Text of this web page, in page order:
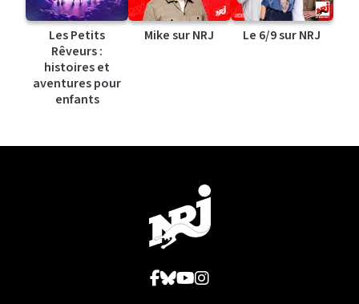
Les Petits
Rêveurs :
histoires et
aventures pour
enfants
Mike sur NRJ Le 6/9 sur NRJ